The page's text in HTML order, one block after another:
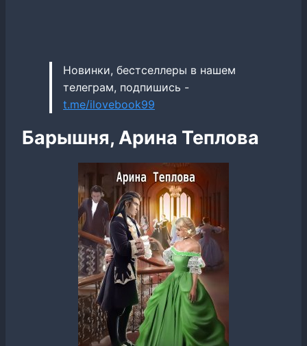
Новинки, бестселлеры в нашем
телеграм, подпишись -
t.me/ilovebook99
Барышня, Арина Теплова